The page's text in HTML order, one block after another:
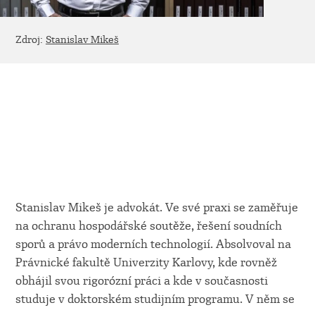
Zdroj: Stanislav Mikeš
Stanislav Mikeš je advokát. Ve své praxi se zaměřuje
na ochranu hospodářské soutěže, řešení soudních
sporů a právo moderních technologií. Absolvoval na
Právnické fakultě Univerzity Karlovy, kde rovněž
obhájil svou rigorózní práci a kde v současnosti
studuje v doktorském studijním programu. V něm se